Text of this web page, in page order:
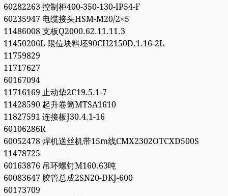
60282263 控制柜400-350-130-IP54-F
60235947 电缆接头HSM-M20/2×5
11486008 支板Q2000.62.11.11.3
11450206L 限位块料坯90CH2150D.1.16-2L
11759829
11717627
60167094
11716169 止动垫2C19.5.1-7
11428590 起升卷筒MTSA1610
11827591 连接板J30.4.1-16
60106286R
60052478 焊机送丝机带15m线CMX2302OTCXD500S
11478725
60163876 吊环螺钉M160.63吨
60083647 胶管总成2SN20-DKJ-600
60173709